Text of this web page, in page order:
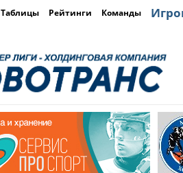
Таблицы Рейтинги Команды